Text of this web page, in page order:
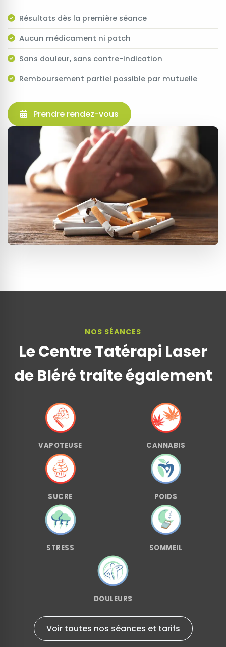
Résultats dès la première séance
Aucun médicament ni patch
Sans douleur, sans contre-indication
Remboursement partiel possible par mutuelle
Prendre rendez-vous
NOS SÉANCES
Le Centre Tatérapi Laser
de Bléré traite également
VAPOTEUSE CANNABIS
SUCRE POIDS
STRESS SOMMEIL
DOULEURS
Voir toutes nos séances et tarifs